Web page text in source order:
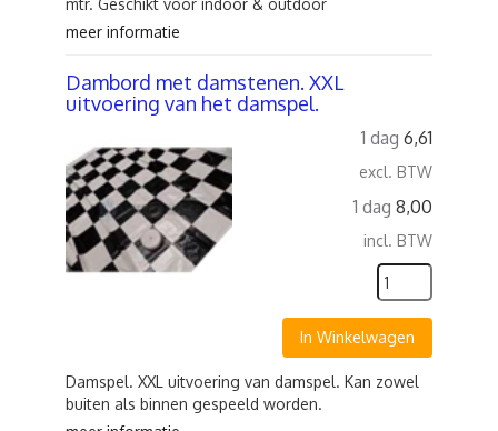
mtr. Geschikt voor indoor & outdoor
meer informatie
Dambord met damstenen. XXL
uitvoering van het damspel.
1 dag 6,61
excl. BTW
1 dag 8,00
incl. BTW
In Winkelwagen
Damspel. XXL uitvoering van damspel. Kan zowel
buiten als binnen gespeeld worden.